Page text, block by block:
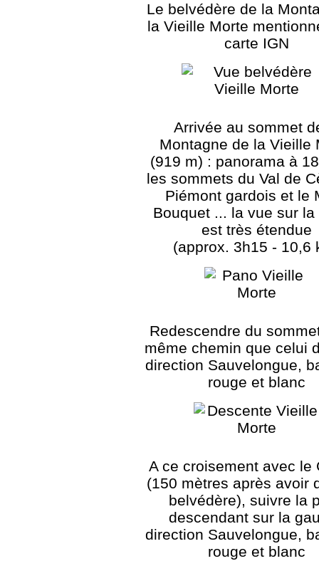
Le belvédère de la
la Vieille Morte
carte IGN
Arrivée au sommet
Montagne de la Vieille
(919 m) : panorama à
les sommets du Val de
Piémont gardois et le
Bouquet ... la vue sur la
est très étendue
(approx. 3h15 - 10,6
Redescendre du
même chemin que celui
direction Sauvelongue,
rouge et blanc
A ce croisement avec le
(150 mètres après avoir
belvédère), suivre la
descendant sur la
direction Sauvelongue,
rouge et blanc